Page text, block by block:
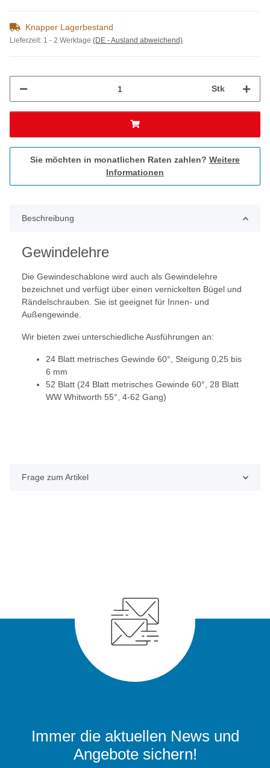
Knapper Lagerbestand
Lieferzeit: 1 - 2 Werktage (DE - Ausland abweichend)
Stk
Sie möchten in monatlichen Raten zahlen? Weitere
Informationen
Beschreibung
Gewindelehre
Die Gewindeschablone wird auch als Gewindelehre
bezeichnet und verfügt über einen vernickelten Bügel und
Rändelschrauben. Sie ist geeignet für Innen- und
Außengewinde.
Wir bieten zwei unterschiedliche Ausführungen an:
24 Blatt metrisches Gewinde 60°, Steigung 0,25 bis
6 mm
52 Blatt (24 Blatt metrisches Gewinde 60°, 28 Blatt
WW Whitworth 55°, 4-62 Gang)
Frage zum Artikel
Immer die aktuellen News und
Angebote sichern!